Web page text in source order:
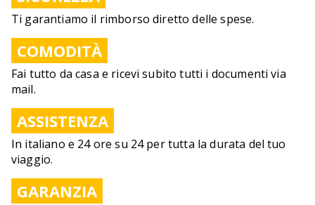
Ti garantiamo il rimborso diretto delle spese.
COMODITÀ
Fai tutto da casa e ricevi subito tutti i documenti via
mail.
ASSISTENZA
In italiano e 24 ore su 24 per tutta la durata del tuo
viaggio.
GARANZIA